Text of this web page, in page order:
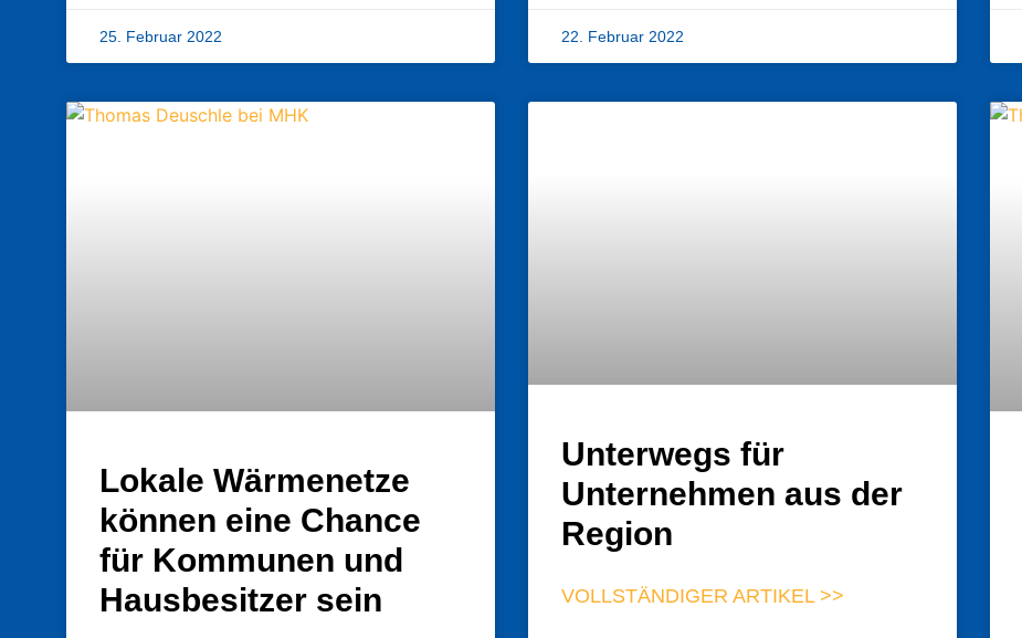
25. Februar 2022 22. Februar 2022
Lokale Wärmenetze
können eine Chance
für Kommunen und
Hausbesitzer sein
Unterwegs für
Unternehmen aus der
Region
VOLLSTÄNDIGER ARTIKEL >>